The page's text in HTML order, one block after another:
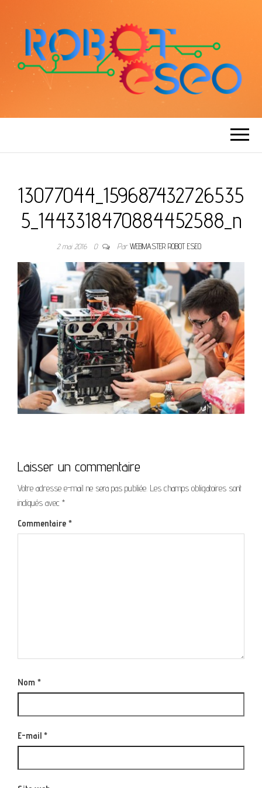
ROBOT ESEO
13077044_159687432726535
5_1443318470884452588_n
2 mai 2016 0 ParWEBMASTER ROBOT ESEO
Laisser un commentaire
Votre adresse e-mail ne sera pas publiée. Les champs obligatoires sont
indiqués avec *
Commentaire *
Nom *
E-mail *